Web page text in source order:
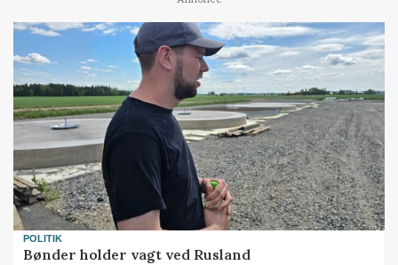
POLITIK
Bønder holder vagt ved Rusland